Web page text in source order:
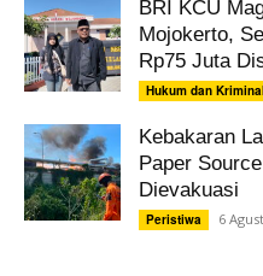
BRI KCU
Mojokerto,
Rp75 Juta
Hukum dan Kriminal
Kebakaran
Paper
Dievakuasi
Peristiwa 6